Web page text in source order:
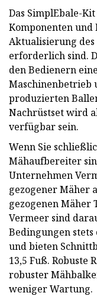
Das SimplEbale-
Komponenten und
Aktualisierung des
erforderlich sind.
den Bedienern
Maschinenbetrieb
produzierten
Nachrüstset wird
verfügbar sein.
Wenn Sie
Mähaufbereiter
Unternehmen
gezogener Mäher
gezogenen Mäher
Vermeer sind
Bedingungen
und bieten
13,5 Fuß. Robuste
robuster
weniger Wartung.